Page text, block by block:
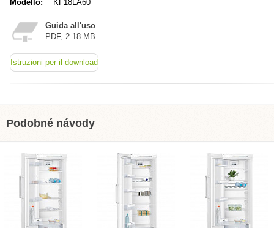
Modello:
KF18LA60
Guida all'uso
PDF, 2.18 MB
Istruzioni per il download
Podobné návody